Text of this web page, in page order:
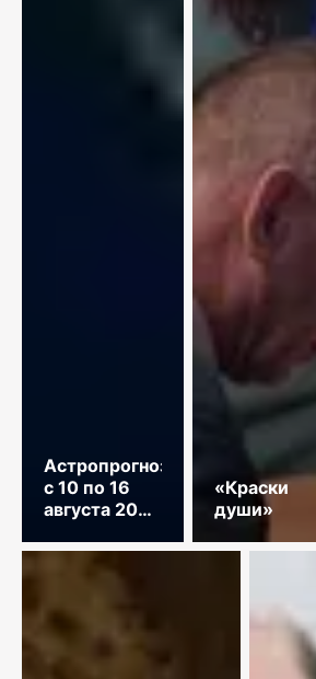
Астропрогноз
с 10 по 16
августа 2026
«Краски
души»